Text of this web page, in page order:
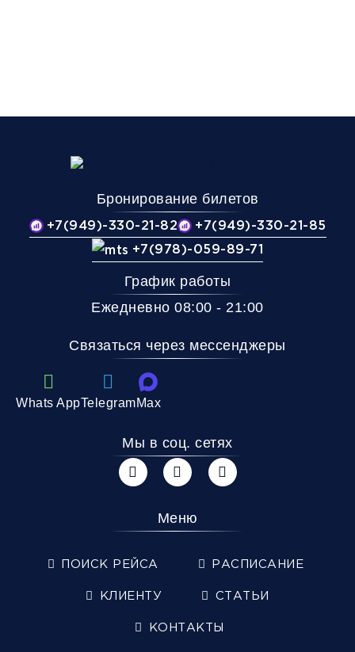
Бронирование билетов
+7(949)-330-21-82
+7(949)-330-21-85
+7(978)-059-89-71
График работы
Ежедневно 08:00 - 21:00
Связаться через мессенджеры
Whats AppTelegramMax
Мы в соц. сетях
Меню
ПОИСК РЕЙСА РАСПИСАНИЕ
КЛИЕНТУ СТАТЬИ
КОНТАКТЫ